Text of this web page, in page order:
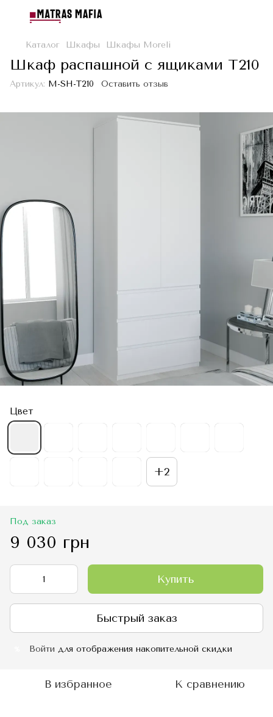
Каталог Шкафы Шкафы Moreli
Шкаф распашной с ящиками Т210
Артикул: M-SH-T210 Оставить отзыв
Цвет
+2
Под заказ
9 030 грн
Купить
Быстрый заказ
Войти для отображения накопительной скидки
В избранное К сравнению